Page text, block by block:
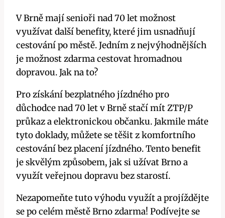
V Brně mají senioři nad 70 let možnost
využívat další benefity, které jim usnadňují
cestování po městě. Jedním z nejvýhodnějších
je možnost zdarma cestovat hromadnou
dopravou. Jak na to?
Pro získání bezplatného jízdného pro
důchodce nad 70 let v Brně stačí mít ZTP/P
průkaz a elektronickou občanku. Jakmile máte
tyto doklady, můžete se těšit z komfortního
cestování bez placení jízdného. Tento benefit
je skvělým způsobem, jak si užívat Brno a
využít veřejnou dopravu bez starostí.
Nezapomeňte tuto výhodu využít a projíždějte
se po celém městě Brno zdarma! Podívejte se